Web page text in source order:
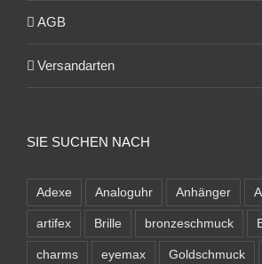
AGB
Versandarten
SIE SUCHEN NACH
Adexe Analoguhr Anhänger
artifex Brille bronzeschmuck
charms eyemax Goldschmuck